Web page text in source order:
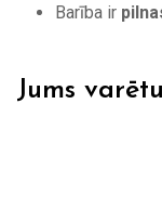
Barība ir
Jums